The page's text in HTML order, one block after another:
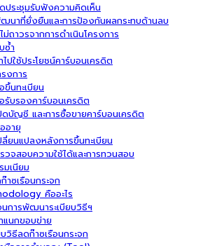
ประชุมรับฟังความคิดเห็น
นาที่ยั่งยืนและการป้องกันผลกระทบด้านลบ
ม่ถาวรจากการดำเนินโครงการ
ซ้ำ
ไปใช้ประโยชน์คาร์บอนเครดิต
งการ
ขึ้นทะเบียน
รับรองคาร์บอนเครดิต
ดบัญชี และการซื้อขายคาร์บอนเครดิต
อายุ
ลี่ยนแปลงหลังการขึ้นทะเบียน
วจสอบความใช้ได้และการทวนสอบ
มเนียม
าซเรือนกระจก
คืออะไร
การพัฒนาระเบียบวิธีฯ
แนกขอบข่าย
บวิธีลดก๊าซเรือนกระจก